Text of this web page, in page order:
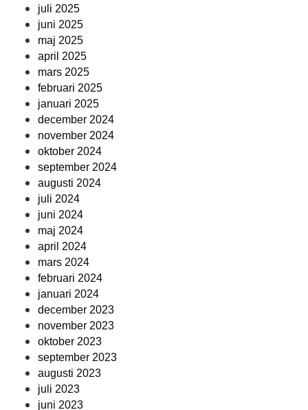
juli 2025
juni 2025
maj 2025
april 2025
mars 2025
februari 2025
januari 2025
december 2024
november 2024
oktober 2024
september 2024
augusti 2024
juli 2024
juni 2024
maj 2024
april 2024
mars 2024
februari 2024
januari 2024
december 2023
november 2023
oktober 2023
september 2023
augusti 2023
juli 2023
juni 2023